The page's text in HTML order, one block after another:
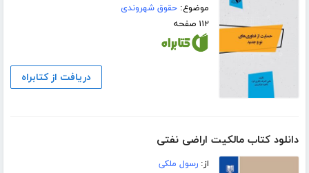
موضوع:حقوق شهروندی
۱۱۲ صفحه
دریافت از کتابراه
دانلود کتاب مالکیت اراضی نفتی
از:رسول ملکی